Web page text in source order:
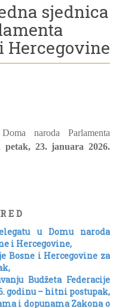
sjednica
Hercegovine
naroda Parlamenta
petak, 23. januara 2026.
E D
u Domu naroda
i Hercegovine,
Bosne i Hercegovine za
Budžeta Federacije
godinu – hitni postupak,
i dopunama Zakona o